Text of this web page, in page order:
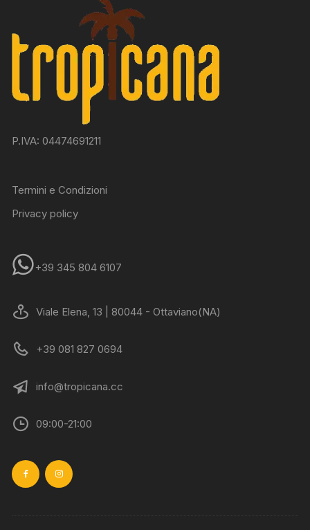
P.IVA: 04474691211
Termini e Condizioni
Privacy policy
+39 345 804 6107
Viale Elena, 13 | 80044 - Ottaviano(NA)
+39 081 827 0694
info@tropicana.cc
09:00-21:00